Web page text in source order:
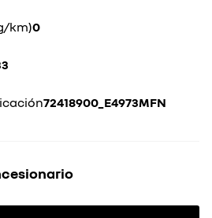
km)0
72418900_E4973MFN